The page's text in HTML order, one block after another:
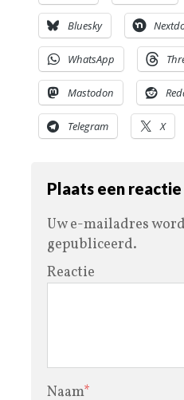
Bluesky
WhatsApp
Mastodon
Telegram X
Plaats een reactie
Uw e-mailadres
gepubliceerd.
Reactie
Naam*